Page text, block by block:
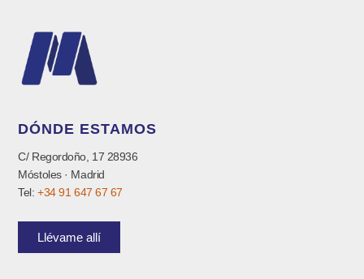
DÓNDE ESTAMOS
C/ Regordoño, 17 28936
Móstoles · Madrid
Tel:+34 91 647 67 67
Llévame allí